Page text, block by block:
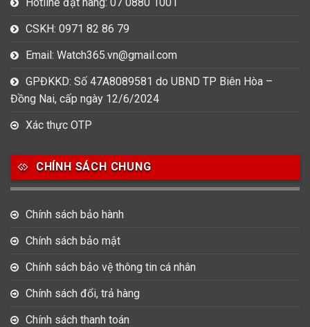
CSKH: 0971 82 86 79
Email: Watch365.vn@gmail.com
GPĐKKD: Số 47A8089581 do UBND TP Biên Hòa –
Đồng Nai, cấp ngày 12/6/2024
Xác thực OTP
CHÍNH SÁCH CHUNG
Chính sách bảo hành
Chính sách bảo mật
Chính sách bảo vệ thông tin cá nhân
Chính sách đổi, trả hàng
Chính sách thanh toán